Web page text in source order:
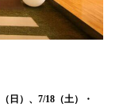
日）、7/18（土）・